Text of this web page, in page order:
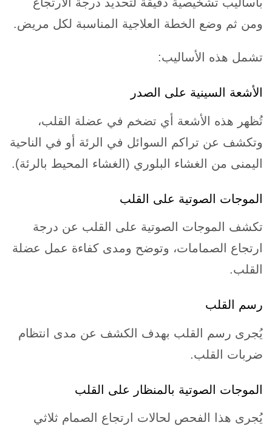
ومن ثم وضع الخطة العلاجية المناسبة لكل مريض.
تشمل هذه الأساليب:
الأشعة السينية على الصدر
تُظهر هذه الأشعة أي تضخم في عضلة القلب،
وتكشف عن تراكم السوائل في الرئة أو في الناحية
اليمنى من الغشاء البلوري (الغشاء المحيط بالرئة).
الموجات الصوتية على القلب
تكشف الموجات الصوتية على القلب عن درجة
ارتجاع الصمامات، وتوضح ومدى كفاءة عمل عضلة
القلب.
رسم القلب
يُجرى رسم القلب بهدف الكشف عن مدى انتظام
ضربات القلب.
الموجات الصوتية بالمنظار على القلب
يُجرى هذا الفحص لحالات ارتجاع الصمام ثلاثي